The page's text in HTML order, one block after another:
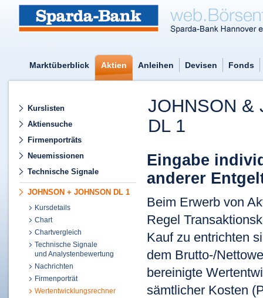
Marktüberblick Aktien Anleihen Devisen Fonds
Kurslisten
Aktiensuche
Firmenporträts
Neuemissionen
Technische Signale
JOHNSON + JOHNSON DL 1
Kursdetails
Chart
Chartvergleich
Technische Signale
und Analystenbewertung
Nachrichten
Firmenporträt
Wertentwicklungsrechner
JOHNSON &
DL 1
Eingabe
anderer
Beim Erwerb von
Regel
Kauf zu entrichten
dem Brutto-/
bereinigte
sämtlicher Kosten